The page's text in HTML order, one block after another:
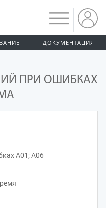
ДОКУМЕНТАЦИЯ
ПРИ ОШИБКАХ
A01; А06